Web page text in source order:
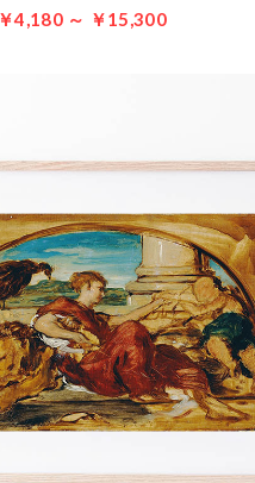
￥4,180 ～ ￥15,300